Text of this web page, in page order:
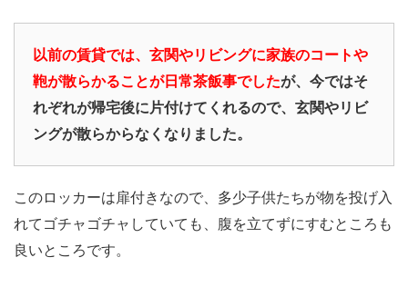
以前の賃貸では、玄関やリビングに家族のコートや
鞄が散らかることが日常茶飯事でしたが、今ではそ
れぞれが帰宅後に片付けてくれるので、玄関やリビ
ングが散らからなくなりました。
このロッカーは扉付きなので、多少子供たちが物を投げ入
れてゴチャゴチャしていても、腹を立てずにすむところも
良いところです。